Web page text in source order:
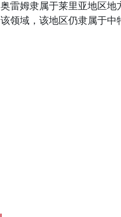
奥雷姆隶属于莱里亚地区
该领域，该地区仍隶属于